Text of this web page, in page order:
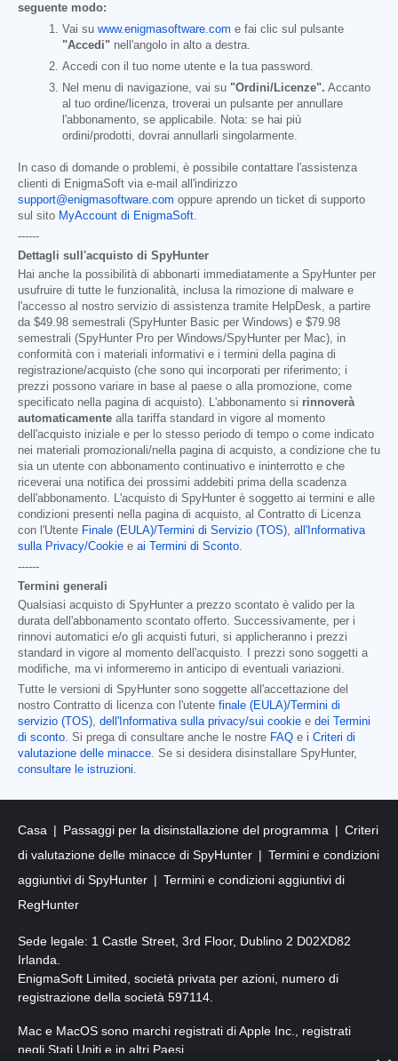
seguente modo:
Vai su www.enigmasoftware.com e fai clic sul pulsante
"Accedi" nell'angolo in alto a destra.
Accedi con il tuo nome utente e la tua password.
Nel menu di navigazione, vai su "Ordini/Licenze". Accanto
al tuo ordine/licenza, troverai un pulsante per annullare
l'abbonamento, se applicabile. Nota: se hai più
ordini/prodotti, dovrai annullarli singolarmente.
In caso di domande o problemi, è possibile contattare l'assistenza
clienti di EnigmaSoft via e-mail all'indirizzo
support@enigmasoftware.com oppure aprendo un ticket di supporto
sul sito MyAccount di EnigmaSoft.
------
Dettagli sull'acquisto di SpyHunter
Hai anche la possibilità di abbonarti immediatamente a SpyHunter per
usufruire di tutte le funzionalità, inclusa la rimozione di malware e
l'accesso al nostro servizio di assistenza tramite HelpDesk, a partire
da $49.98 semestrali (SpyHunter Basic per Windows) e $79.98
semestrali (SpyHunter Pro per Windows/SpyHunter per Mac), in
conformità con i materiali informativi e i termini della pagina di
registrazione/acquisto (che sono qui incorporati per riferimento; i
prezzi possono variare in base al paese o alla promozione, come
specificato nella pagina di acquisto). L'abbonamento si rinnoverà
automaticamente alla tariffa standard in vigore al momento
dell'acquisto iniziale e per lo stesso periodo di tempo o come indicato
nei materiali promozionali/nella pagina di acquisto, a condizione che tu
sia un utente con abbonamento continuativo e ininterrotto e che
riceverai una notifica dei prossimi addebiti prima della scadenza
dell'abbonamento. L'acquisto di SpyHunter è soggetto ai termini e alle
condizioni presenti nella pagina di acquisto, al Contratto di Licenza
con l'Utente Finale (EULA)/Termini di Servizio (TOS), all'Informativa
sulla Privacy/Cookie e ai Termini di Sconto.
------
Termini generali
Qualsiasi acquisto di SpyHunter a prezzo scontato è valido per la
durata dell'abbonamento scontato offerto. Successivamente, per i
rinnovi automatici e/o gli acquisti futuri, si applicheranno i prezzi
standard in vigore al momento dell'acquisto. I prezzi sono soggetti a
modifiche, ma vi informeremo in anticipo di eventuali variazioni.
Tutte le versioni di SpyHunter sono soggette all'accettazione del
nostro Contratto di licenza con l'utente finale (EULA)/Termini di
servizio (TOS), dell'Informativa sulla privacy/sui cookie e dei Termini
di sconto. Si prega di consultare anche le nostre FAQ e i Criteri di
valutazione delle minacce. Se si desidera disinstallare SpyHunter,
consultare le istruzioni.
Casa Passaggi per la disinstallazione del programma
Criteri
di valutazione delle minacce di SpyHunter
Termini e condizioni
aggiuntivi di SpyHunter
Termini e condizioni aggiuntivi di
RegHunter
Sede legale: 1 Castle Street, 3rd Floor, Dublino 2 D02XD82
Irlanda.
EnigmaSoft Limited, società privata per azioni, numero di
registrazione della società 597114.
Mac e MacOS sono marchi registrati di Apple Inc., registrati
negli Stati Uniti e in altri Paesi.